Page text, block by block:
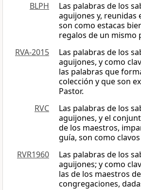
BLPH
Las palabras de los
aguijones y, reunidas
son como estacas
regalos de un mismo
RVA-2015
Las palabras de los
aguijones, y como
las palabras que
colección y que son
Pastor.
RVC
Las palabras de los
aguijones, y el
de los maestros,
guía, son como
RVR1960
Las palabras de los
aguijones; y como
las de los maestros
congregaciones,